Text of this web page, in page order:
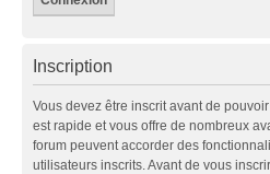
Inscription
Vous devez être inscrit avant de
est rapide et vous offre de nombreux
forum peuvent accorder des
utilisateurs inscrits. Avant de vous